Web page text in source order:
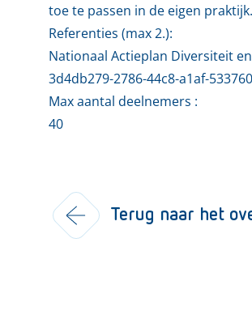
toe te passen in de eigen praktijk.
Referenties (max 2.):
Nationaal Actieplan Diversiteit
3d4db279-2786-44c8-a1af-
Max aantal deelnemers :
40
Terug naar het